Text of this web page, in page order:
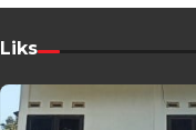
Liks